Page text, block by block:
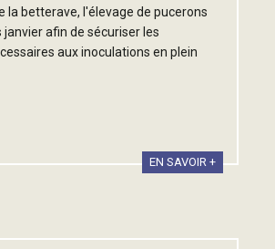
la betterave, l'élevage de pucerons
afin de sécuriser les
aux inoculations en plein
EN SAVOIR +